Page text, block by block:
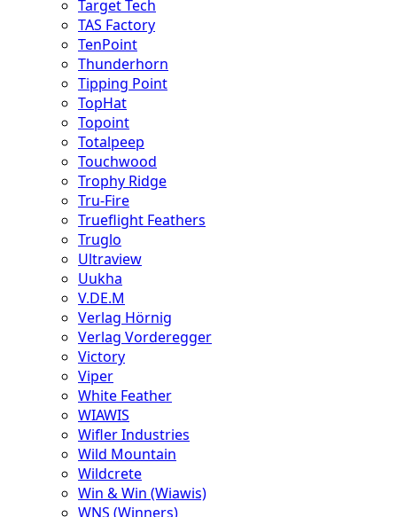
Target Tech
TAS Factory
TenPoint
Thunderhorn
Tipping Point
TopHat
Topoint
Totalpeep
Touchwood
Trophy Ridge
Tru-Fire
Trueflight Feathers
Truglo
Ultraview
Uukha
V.DE.M
Verlag Hörnig
Verlag Vorderegger
Victory
Viper
White Feather
WIAWIS
Wifler Industries
Wild Mountain
Wildcrete
Win & Win (Wiawis)
WNS (Winners)